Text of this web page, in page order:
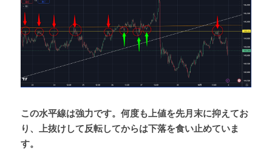
この水平線は強力です。何度も上値を先月末に抑えてお
り、上抜けして反転してからは下落を食い止めていま
す。